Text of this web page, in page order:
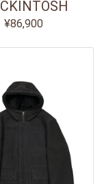
¥86,900